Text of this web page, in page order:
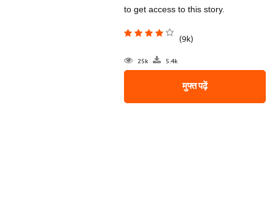
to get access to this story.
(9k)
25k 5.4k
मुफ्त पढ़ें